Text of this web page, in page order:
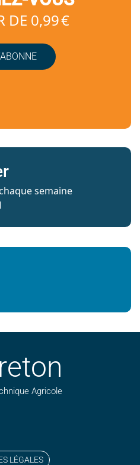
DE 0,99 €
semaine
Agricole
LÉGALES